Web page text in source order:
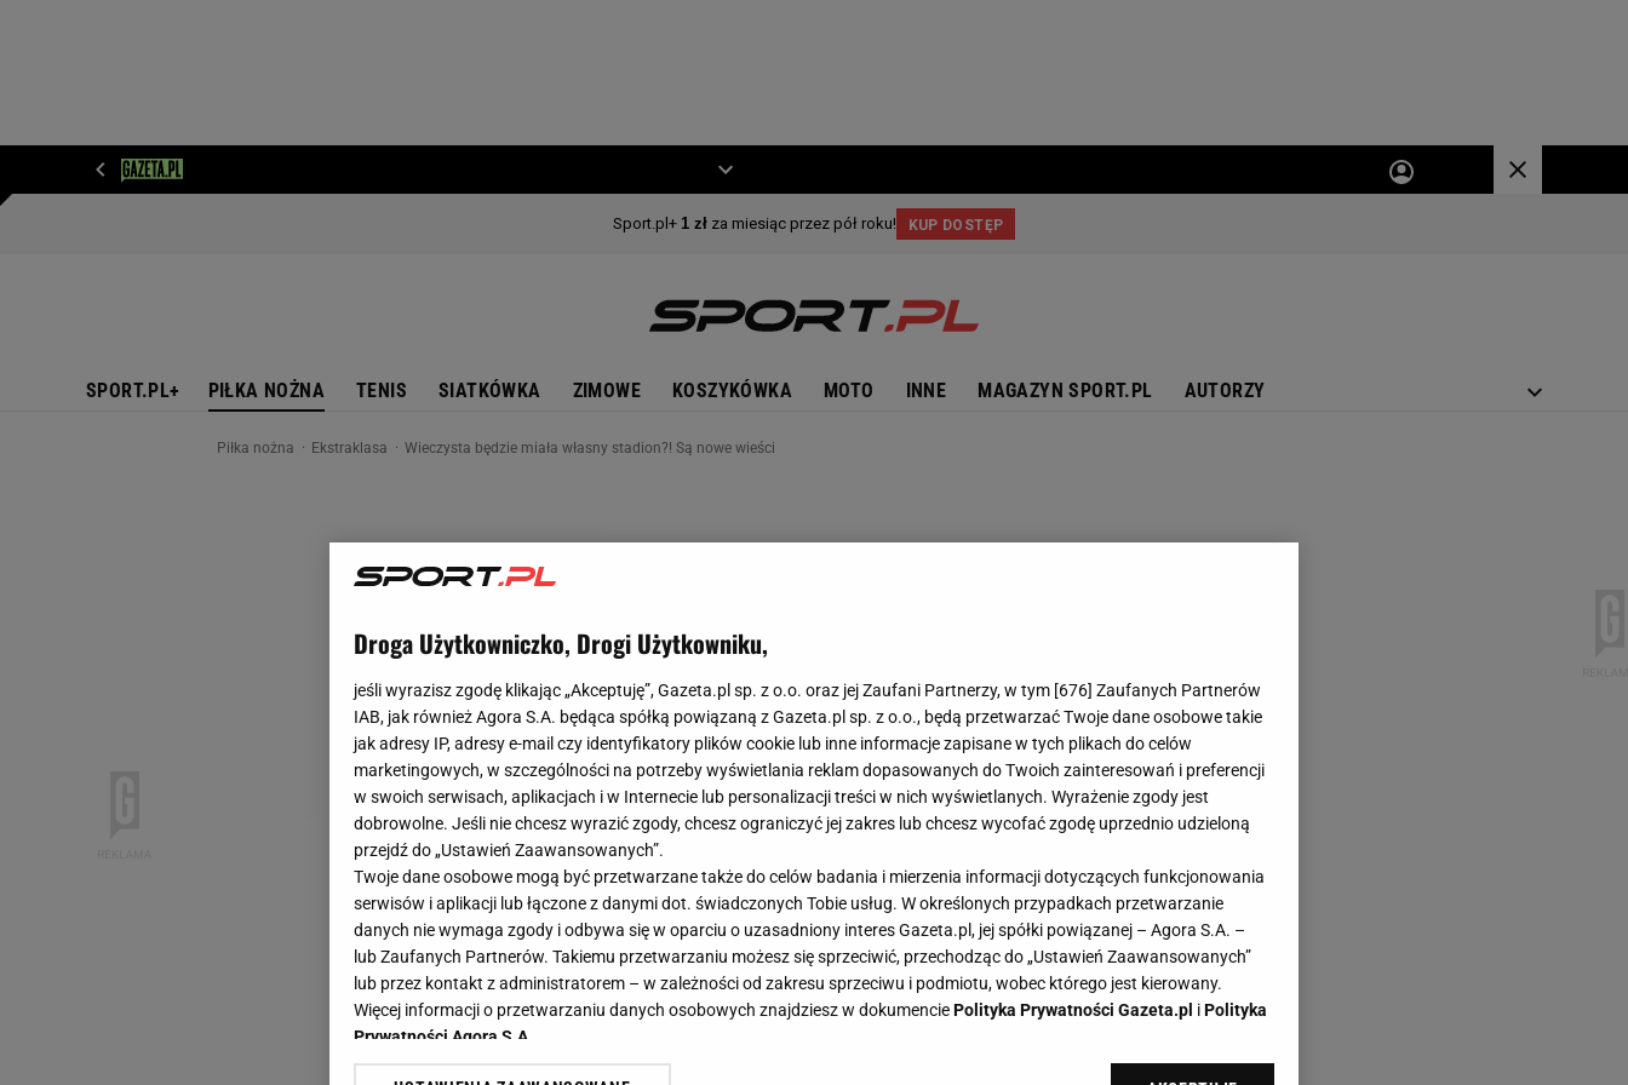
SPORT.PL+ PIŁKA NOŻNA TENIS SIATKÓWKA ZIMOWE KOSZYKÓWKA MOTO INNE MAGAZYN SPORT.PL AUTORZY
Piłka nożna Ekstraklasa Wieczysta będzie miała własny stadion?! Są nowe wieści
Droga Użytkowniczko, Drogi Użytkowniku,
jeśli wyrazisz zgodę klikając „Akceptuję”, Gazeta.pl sp. z o.o. oraz jej Zaufani Partnerzy, w tym [676] Zaufanych Partnerów
IAB, jak również Agora S.A. będąca spółką powiązaną z Gazeta.pl sp. z o.o., będą przetwarzać Twoje dane osobowe takie
jak adresy IP, adresy e-mail czy identyfikatory plików cookie lub inne informacje zapisane w tych plikach do celów
marketingowych, w szczególności na potrzeby wyświetlania reklam dopasowanych do Twoich zainteresowań i preferencji
w swoich serwisach, aplikacjach i w Internecie lub personalizacji treści w nich wyświetlanych. Wyrażenie zgody jest
dobrowolne. Jeśli nie chcesz wyrazić zgody, chcesz ograniczyć jej zakres lub chcesz wycofać zgodę uprzednio udzieloną
przejdź do „Ustawień Zaawansowanych”.
Twoje dane osobowe mogą być przetwarzane także do celów badania i mierzenia informacji dotyczących funkcjonowania
serwisów i aplikacji lub łączone z danymi dot. świadczonych Tobie usług. W określonych przypadkach przetwarzanie
danych nie wymaga zgody i odbywa się w oparciu o uzasadniony interes Gazeta.pl, jej spółki powiązanej – Agora S.A. –
lub Zaufanych Partnerów. Takiemu przetwarzaniu możesz się sprzeciwić, przechodząc do „Ustawień Zaawansowanych”
lub przez kontakt z administratorem – w zależności od zakresu sprzeciwu i podmiotu, wobec którego jest kierowany.
Więcej informacji o przetwarzaniu danych osobowych znajdziesz w dokumenciePolityka Prywatności Gazeta.pl iPolityka
Prywatności Agora S.A.